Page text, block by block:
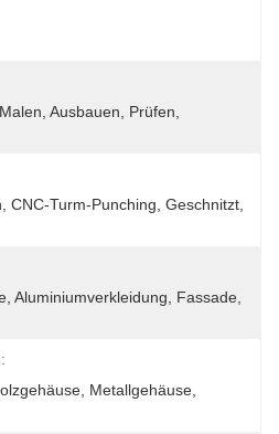
Ausbauen, Prüfen,
CNC-Turm-Punching, Geschnitzt,
Aluminiumverkleidung, Fassade,
Metallgehäuse,